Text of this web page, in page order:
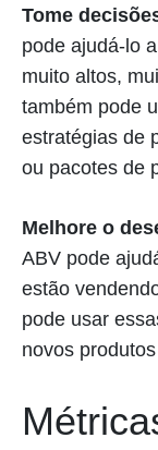
Tome
pode ajudá-lo
muito altos,
também pode
estratégias de
ou pacotes de
Melhore o
ABV pode
estão
pode usar
novos